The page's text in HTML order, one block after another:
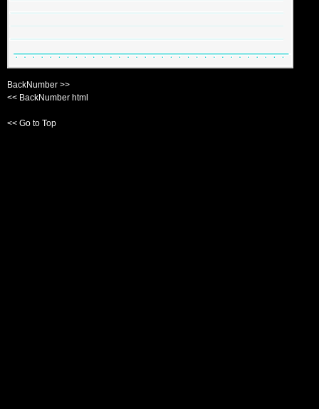
BackNumber >>
<< BackNumber html
<< Go to Top